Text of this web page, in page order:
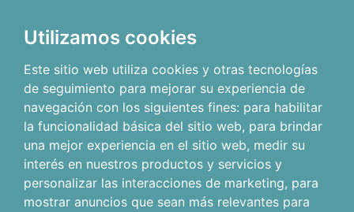
Utilizamos cookies
Este sitio web utiliza cookies y otras tecnologías
de seguimiento para mejorar su experiencia de
navegación con los siguientes fines: para habilitar
la funcionalidad básica del sitio web, para brindar
una mejor experiencia en el sitio web, medir su
interés en nuestros productos y servicios y
personalizar las interacciones de marketing, para
mostrar anuncios que sean más relevantes para